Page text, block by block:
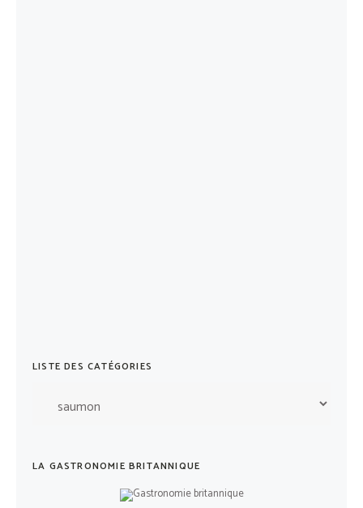
LISTE DES CATÉGORIES
LA GASTRONOMIE BRITANNIQUE